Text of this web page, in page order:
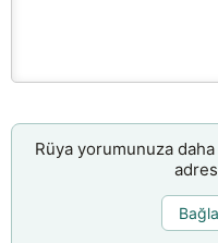
Rüya yorumunuza